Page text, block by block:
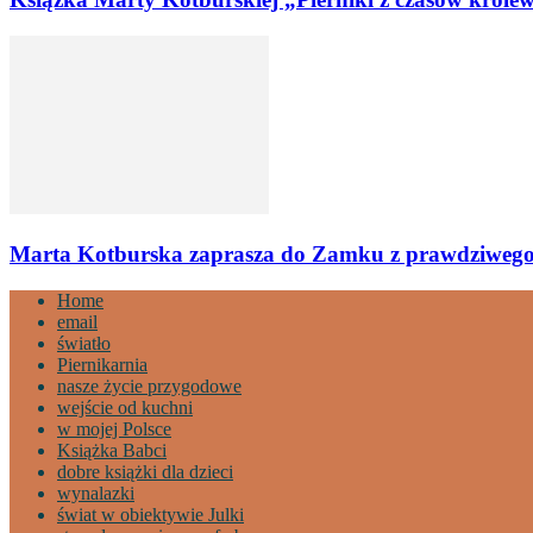
Marta Kotburska zaprasza do Zamku z
Home
email
światło
Piernikarnia
nasze życie przygodowe
wejście od kuchni
w mojej Polsce
Książka Babci
dobre książki dla dzieci
wynalazki
świat w obiektywie Julki